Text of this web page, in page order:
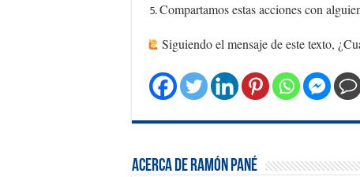
Compartamos estas acciones con
Siguiendo el mensaje de este texto,
Acerca de Ramón Pané